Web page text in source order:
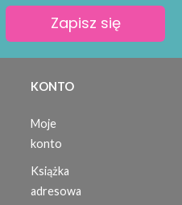
Zapisz się
KONTO
Moje
konto
Książka
adresowa